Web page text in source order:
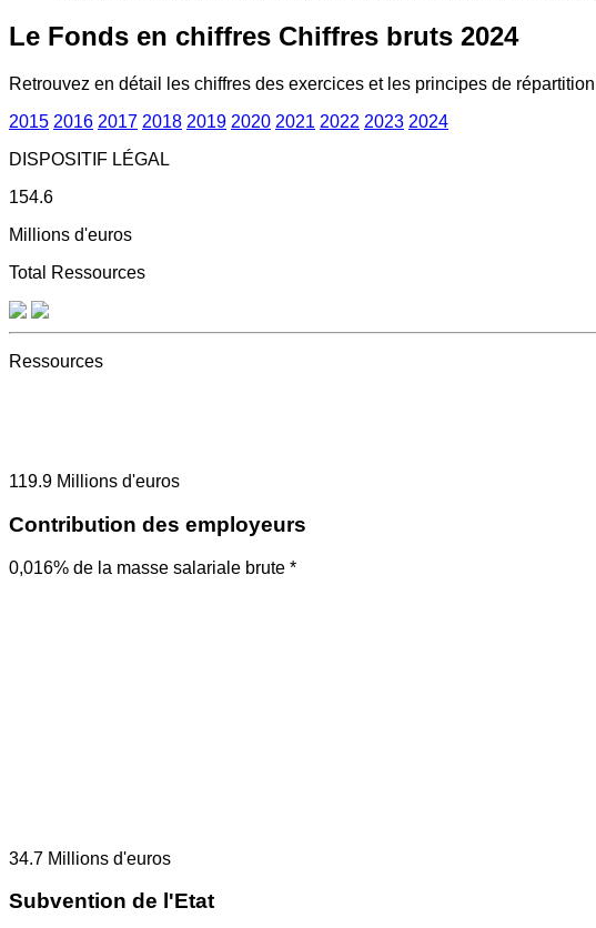
Le Fonds en chiffres Chiffres bruts 2024
Retrouvez en détail les chiffres des exercices et les principes de
2015 2016 2017 2018 2019 2020 2021 2022 2023 2024
DISPOSITIF LÉGAL
154.6
Millions d'euros
Total Ressources
Ressources
119.9 Millions d'euros
Contribution des employeurs
0,016% de la masse salariale brute *
34.7 Millions d'euros
Subvention de l'Etat